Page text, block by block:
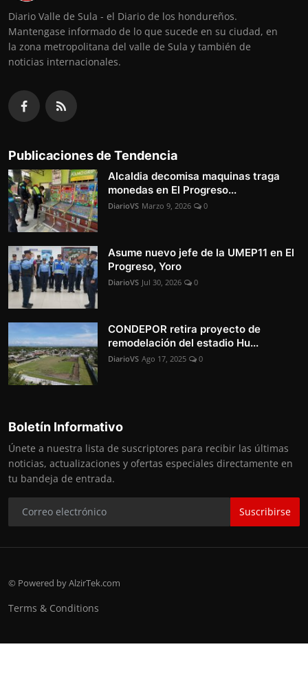
Diario Valle de Sula - el Diario de los hondureños.
Mantengase informado de lo que sucede en su ciudad, en
la zona metropolitana del valle de Sula y también de
noticias internacionales.
Publicaciones de Tendencia
Alcaldia decomisa maquinas traga
monedas en El Progreso...
DiarioVS Marzo 9, 2026 0
Asume nuevo jefe de la UMEP11 en El
Progreso, Yoro
DiarioVS Jul 30, 2026 0
CONDEPOR retira proyecto de
remodelación del estadio Hu...
DiarioVS Ago 17, 2025 0
Boletín Informativo
Únete a nuestra lista de suscriptores para recibir las últimas
noticias, actualizaciones y ofertas especiales directamente en
tu bandeja de entrada.
Suscribirse
© Powered by AlzirTek.com
Terms & Conditions